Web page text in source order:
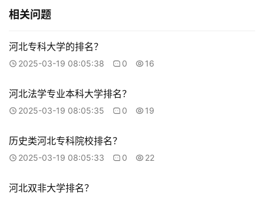
相关问题
河北专科大学的排名？
2025-03-19 08:05:38 0 16
河北法学专业本科大学排名？
2025-03-19 08:05:35 0 19
历史类河北专科院校排名？
2025-03-19 08:05:33 0 22
河北双非大学排名？